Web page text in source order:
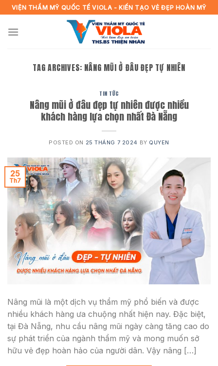
Skip
to
content
VIỆN THẨM MỸ QUỐC TẾ VIOLA - KIẾN TẠO VẺ ĐẸP HOÀN MỸ
TAG ARCHIVES: NÂNG MŨI Ở ĐÂU ĐẸP TỰ NHIÊN
TIN TỨC
Nâng mũi ở đâu đẹp tự nhiên được nhiều
khách hàng lựa chọn nhất Đà Nẵng
POSTED ON 25 THÁNG 7 2024 BY QUYEN
25
Th7
Nâng mũi là một dịch vụ thẩm mỹ phổ biến và được
nhiều khách hàng ưa chuộng nhất hiện nay. Đặc biệt,
tại Đà Nẵng, nhu cầu nâng mũi ngày càng tăng cao do
sự phát triển của ngành thẩm mỹ và mong muốn sở
hữu vẻ đẹp hoàn hảo của người dân. Vậy nâng […]